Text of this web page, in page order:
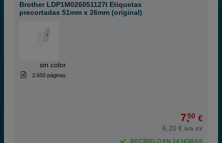
Brother LDP1M026051127I Etiquetas
precortadas 51mm x 26mm (original)
sin color
2.650 páginas
7,50 €
6,20 € iva ex
RECÍBELO EN 24 HORAS